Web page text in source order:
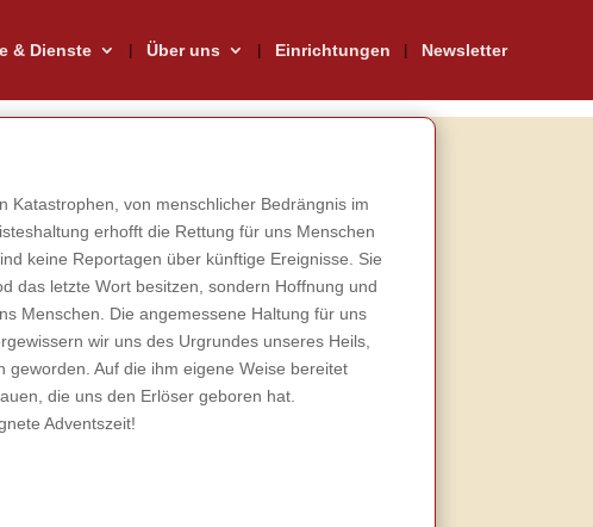
& Dienste Über uns Einrichtungen Newsletter
Katastrophen, von menschlicher Bedrängnis im
erhofft die Rettung für uns Menschen
keine Reportagen über künftige Ereignisse. Sie
das letzte Wort besitzen, sondern Hoffnung und
Menschen. Die angemessene Haltung für uns
wir uns des Urgrundes unseres Heils,
Auf die ihm eigene Weise bereitet
die uns den Erlöser geboren hat.
Adventszeit!